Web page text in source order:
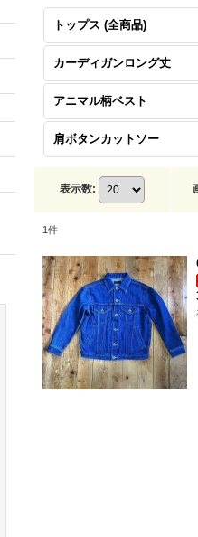
トップス (全商品)
カーディガンロング丈
アニマル柄ベスト
肩ボタンカットソー
表示数:
1件